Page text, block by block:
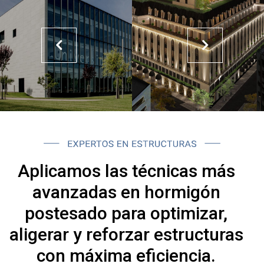
Aplicamos las técnicas más
avanzadas en hormigón
postesado para optimizar,
aligerar y reforzar estructuras
con máxima eficiencia.